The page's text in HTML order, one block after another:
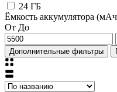
24 ГБ
Ёмкость аккумулятора
От До
Дополнительные фильтры